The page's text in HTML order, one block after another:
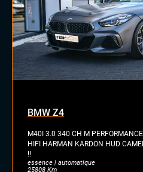
BMW Z4
M40I 3.0 340 CH M
HIFI HARMAN KARDON HUD
!!
essence | automatique
25808 Km